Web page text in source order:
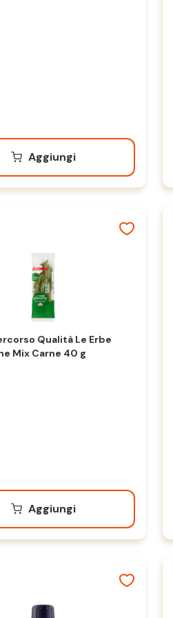
Aggiungi
Qualità Le Erbe
Mix Carne 40 g
Aggiungi